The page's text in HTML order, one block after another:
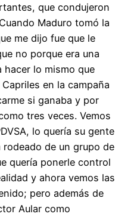
que condujeron
Maduro tomó la
me dijo fue que le
no porque era una
hacer lo mismo que
en la campaña
si ganaba y por
tres veces. Vemos
lo quería su gente
de un grupo de
quería ponerle control
y ahora vemos las
pero además de
Aular como